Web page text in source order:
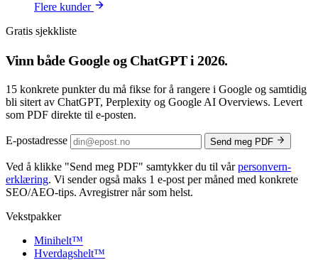
Flere kunder
Gratis sjekkliste
Vinn både Google og ChatGPTi 2026.
15 konkrete punkter du må fikse for å rangere i Google og samtidig
bli sitert av ChatGPT, Perplexity og Google AI Overviews. Levert
som PDF direkte til e-posten.
E-postadresse Send meg PDF
Ved å klikke "Send meg PDF" samtykker du til vårpersonvern­
erklæring. Vi sender også maks 1 e-post per måned med konkrete
SEO/AEO-tips. Avregistrer når som helst.
Vekstpakker
Minihelt™
Hverdagshelt™